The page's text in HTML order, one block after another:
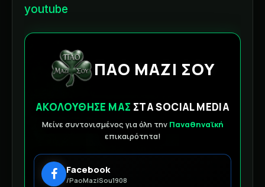
youtube
ΠΑΟ ΜΑΖΙ ΣΟΥ
ΑΚΟΛΟΥΘΗΣΕ ΜΑΣ ΣΤΑ SOCIAL MEDIA
Μείνε συντονισμένος για όλη την Παναθηναϊκή
επικαιρότητα!
Facebook
/PaoMaziSou1908